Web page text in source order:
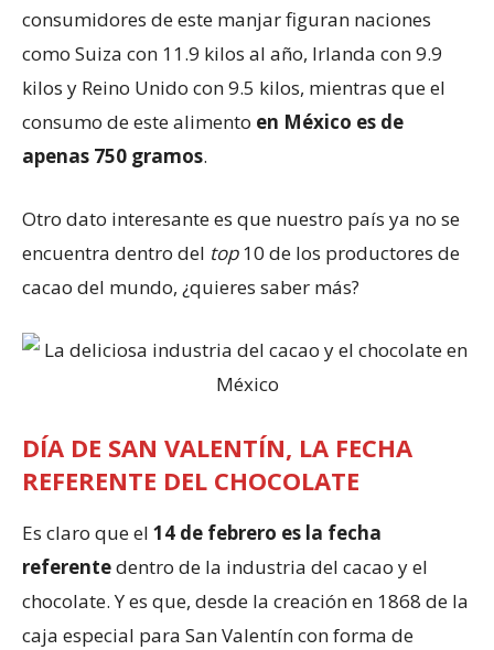
consumidores de este manjar figuran naciones
como Suiza con 11.9 kilos al año, Irlanda con 9.9
kilos y Reino Unido con 9.5 kilos, mientras que el
consumo de este alimento en México es de
apenas 750 gramos.
Otro dato interesante es que nuestro país ya no se
encuentra dentro del top10 de los productores de
cacao del mundo, ¿quieres saber más?
DÍA DE SAN VALENTÍN, LA FECHA
REFERENTE DEL CHOCOLATE
Es claro que el 14 de febrero es la fecha
referentedentro de la industria del cacao y el
chocolate. Y es que, desde la creación en 1868 de la
caja especial para San Valentín con forma de